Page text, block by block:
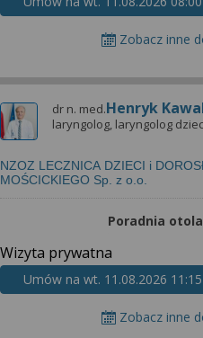
Zobacz inne
dr n. med.Henryk
laryngolog, laryngolog
NZOZ LECZNICA DZIECI i
MOŚCICKIEGO Sp. z o.o.
Poradnia
Wizyta prywatna
Umów na wt. 11.08.2026 11:15
Zobacz inne